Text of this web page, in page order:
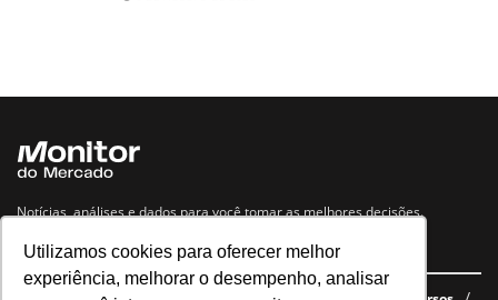
Utilizamos cookies para oferecer melhor
experiência, melhorar o desempenho, analisar
Notícias, análises e dados para você tomar as melhores decisões.
Navegue no site